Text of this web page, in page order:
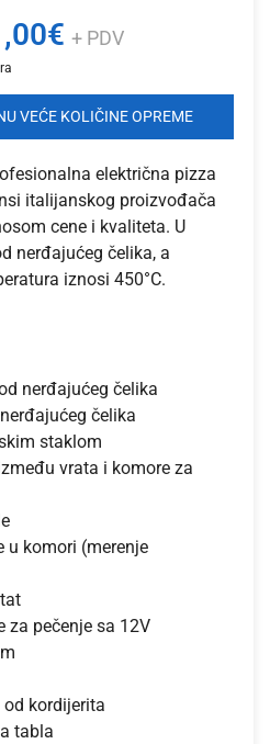
€ + PDV
VEĆE KOLIČINE OPREME
električna pizza
italijanskog proizvođača
cene i kvaliteta. U
nerđajućeg čelika, a
iznosi 450°C.
nerđajućeg čelika
čelika
staklom
vrata i komore za
u komori (merenje
za pečenje sa 12V
kordijerita
tabla